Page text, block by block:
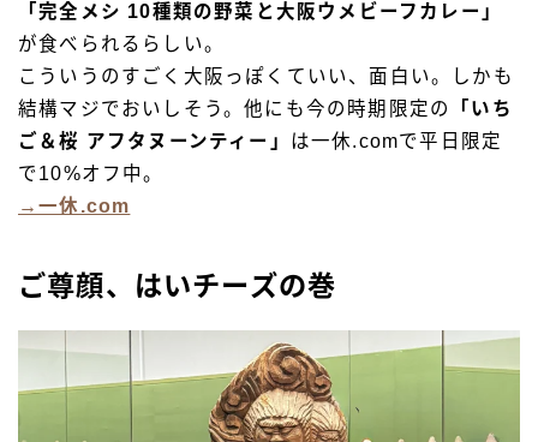
「完全メシ 10種類の野菜と大阪ウメビーフカレー」
が食べられるらしい。
こういうのすごく大阪っぽくていい、面白い。しかも
結構マジでおいしそう。他にも今の時期限定の
「いち
ご＆桜 アフタヌーンティー」 は一休.comで平日限定
で10%オフ中。
→一休.com
ご尊顔、はいチーズの巻